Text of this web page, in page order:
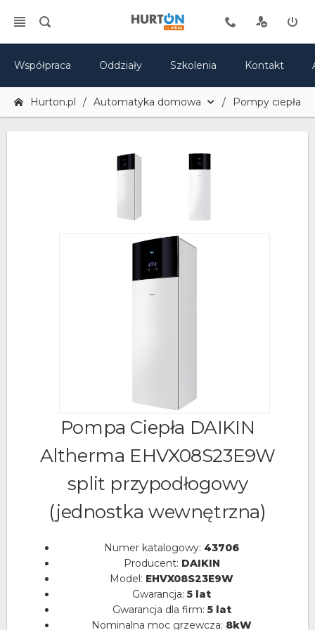
Współpraca Oddziały Szkolenia Kontakt
Hurton.pl Automatyka domowa Pompy ciepła
Pompa Ciepła DAIKIN
Altherma EHVX08S23E9W
split przypodłogowy
(jednostka wewnętrzna)
Numer katalogowy: 43706
Producent: DAIKIN
Model: EHVX08S23E9W
Gwarancja: 5 lat
Gwarancja dla firm: 5 lat
Nominalna moc grzewcza: 8kW